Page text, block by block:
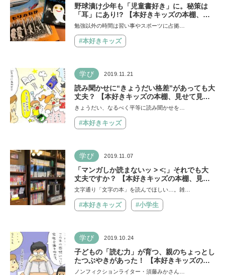
野球漬け少年も「児童書好き」に。秘策は
「耳」にあり!? 【本好きキッズの本棚、見
せて見せて！第16回】
勉強以外の時間は習い事やスポーツに占拠…
#本好きキッズ
学び 2019.11.21
読み聞かせに“きょうだい格差”があっても大
丈夫？ 【本好きキッズの本棚、見せて見せ
て！第15回】
きょうだい、なるべく平等に読み聞かせを…
#本好きキッズ
学び 2019.11.07
「マンガしか読まないッ > <;」それでも大
丈夫ですか？ 【本好きキッズの本棚、見せ
て見せて！第14回】
文字通り「文字の本」を読んでほしい…。雑…
#本好きキッズ #小学生
学び 2019.10.24
子どもの「読む力」が育つ、親のちょっとし
たつぶやきがあった！ 【本好きキッズの本
棚、見せて見せて！第13回】
ノンフィクションライター・須藤みかさん…